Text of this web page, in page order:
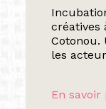
créatives
Cotonou.
les
En savoir